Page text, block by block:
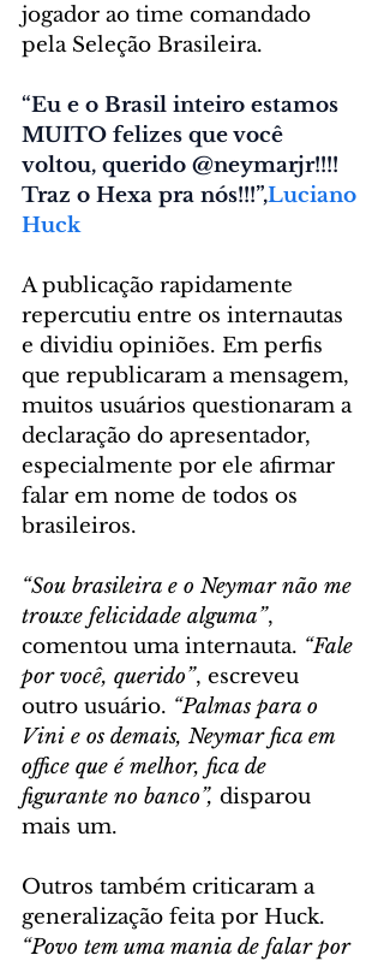
jogador ao time comandado
pela Seleção Brasileira.
“Eu e o Brasil inteiro estamos
MUITO felizes que você
voltou, querido @neymarjr!!!!
Traz o Hexa pra nós!!!”,Luciano
Huck
A publicação rapidamente
repercutiu entre os internautas
e dividiu opiniões. Em perfis
que republicaram a mensagem,
muitos usuários questionaram a
declaração do apresentador,
especialmente por ele afirmar
falar em nome de todos os
brasileiros.
“Sou brasileira e o Neymar não me
trouxe felicidade alguma”,
comentou uma internauta. “Fale
por você, querido”, escreveu
outro usuário. “Palmas para o
Vini e os demais, Neymar fica em
office que é melhor, fica de
figurante no banco”, disparou
mais um.
Outros também criticaram a
generalização feita por Huck.
“Povo tem uma mania de falar por